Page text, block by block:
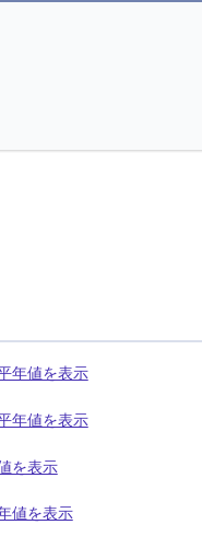
年値を表示
年値を表示
を表示
値を表示